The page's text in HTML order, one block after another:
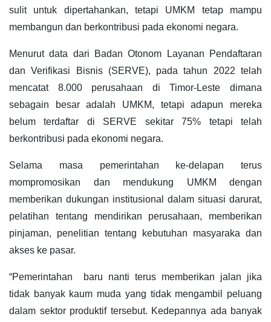
sulit untuk dipertahankan, tetapi UMKM tetap mampu
membangun dan berkontribusi pada ekonomi negara.
Menurut data dari Badan Otonom Layanan Pendaftaran
dan Verifikasi Bisnis (SERVE), pada tahun 2022 telah
mencatat 8.000 perusahaan di Timor-Leste dimana
sebagain besar adalah UMKM, tetapi adapun mereka
belum terdaftar di SERVE sekitar 75% tetapi telah
berkontribusi pada ekonomi negara.
Selama masa pemerintahan ke-delapan terus
mompromosikan dan mendukung UMKM dengan
memberikan dukungan institusional dalam situasi darurat,
pelatihan tentang mendirikan perusahaan, memberikan
pinjaman, penelitian tentang kebutuhan masyaraka dan
akses ke pasar.
“Pemerintahan baru nanti terus memberikan jalan jika
tidak banyak kaum muda yang tidak mengambil peluang
dalam sektor produktif tersebut. Kedepannya ada banyak